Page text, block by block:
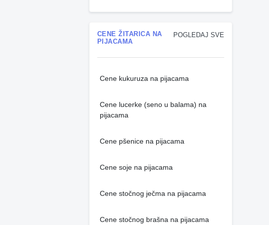
POGLEDAJ SVE
CENE ŽITARICA NA
PIJACAMA
Cene kukuruza na pijacama
Cene lucerke (seno u balama) na
pijacama
Cene pšenice na pijacama
Cene soje na pijacama
Cene stočnog ječma na pijacama
Cene stočnog brašna na pijacama